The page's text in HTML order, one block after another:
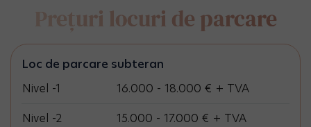
Prețuri locuri de parcare
Loc de parcare subteran
Nivel -1
16.000 - 18.000 € + TVA
Nivel -2
15.000 - 17.000 € + TVA